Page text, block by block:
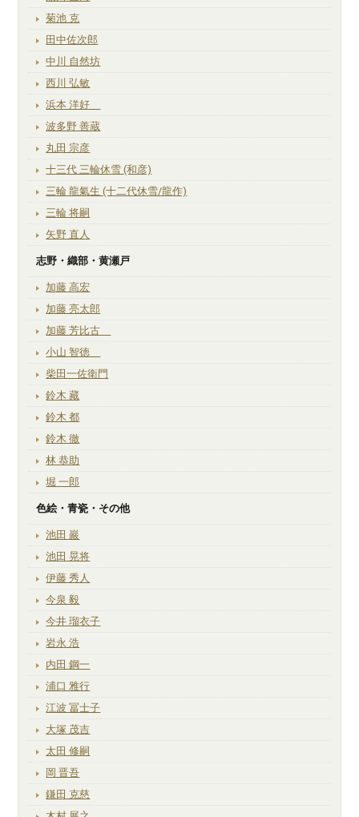
菊池 克
田中佐次郎
中川 自然坊
西川 弘敏
浜本 洋好
波多野 善蔵
丸田 宗彦
十三代 三輪休雪 (和彦)
三輪 龍氣生 (十二代休雪/龍作)
三輪 将嗣
矢野 直人
志野・織部・黄瀬戸
加藤 高宏
加藤 亮太郎
加藤 芳比古
小山 智徳
柴田一佐衛門
鈴木 藏
鈴木 都
鈴木 徹
林 恭助
堀 一郎
色絵・青瓷・その他
池田 巖
池田 晃将
伊藤 秀人
今泉 毅
今井 瑠衣子
岩永 浩
内田 鋼一
浦口 雅行
江波 冨士子
大塚 茂吉
太田 修嗣
岡 晋吾
鎌田 克慈